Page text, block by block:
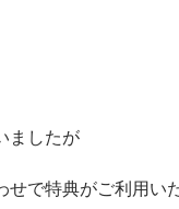
ましたが
せで特典がご利用い